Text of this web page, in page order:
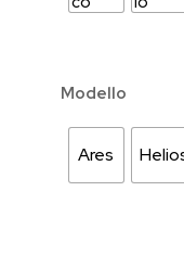
Modello
Ares